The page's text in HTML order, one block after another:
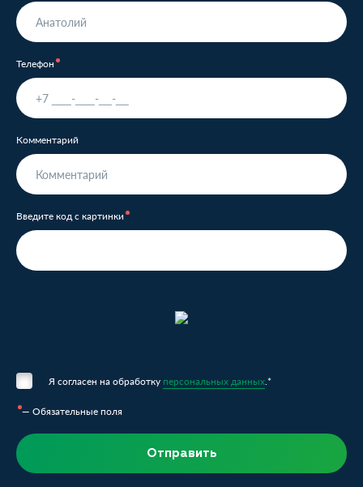
Телефон
Комментарий
Введите код с картинки
Я согласен на обработку персональных данных.*
— Обязательные поля
Отправить